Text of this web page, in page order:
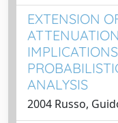
EXTENSION
ANALYSIS
2004 Russo,